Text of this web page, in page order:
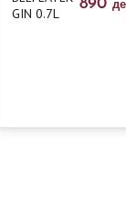
GIN 0.7L
890